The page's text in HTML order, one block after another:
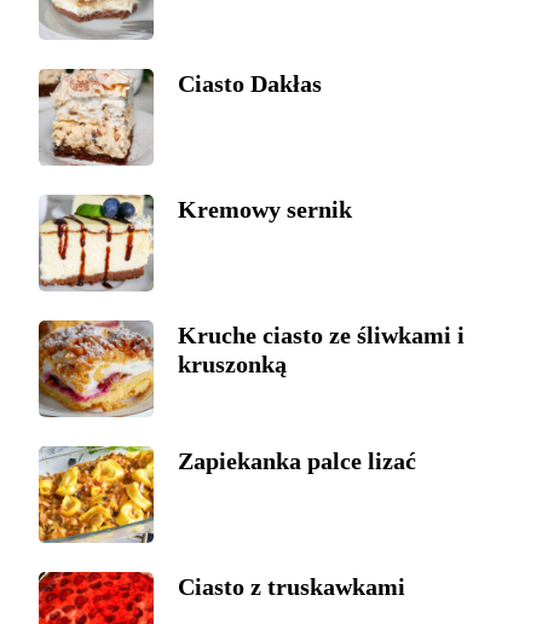
Ciasto Dakłas
Kremowy sernik
Kruche ciasto ze śliwkami i
kruszonką
Zapiekanka palce lizać
Ciasto z truskawkami